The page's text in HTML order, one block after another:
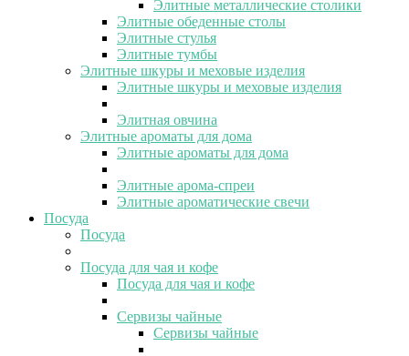
Элитные металлические столики
Элитные обеденные столы
Элитные стулья
Элитные тумбы
Элитные шкуры и меховые изделия
Элитные шкуры и меховые изделия
Элитная овчина
Элитные ароматы для дома
Элитные ароматы для дома
Элитные арома-спреи
Элитные ароматические свечи
Посуда
Посуда
Посуда для чая и кофе
Посуда для чая и кофе
Сервизы чайные
Сервизы чайные